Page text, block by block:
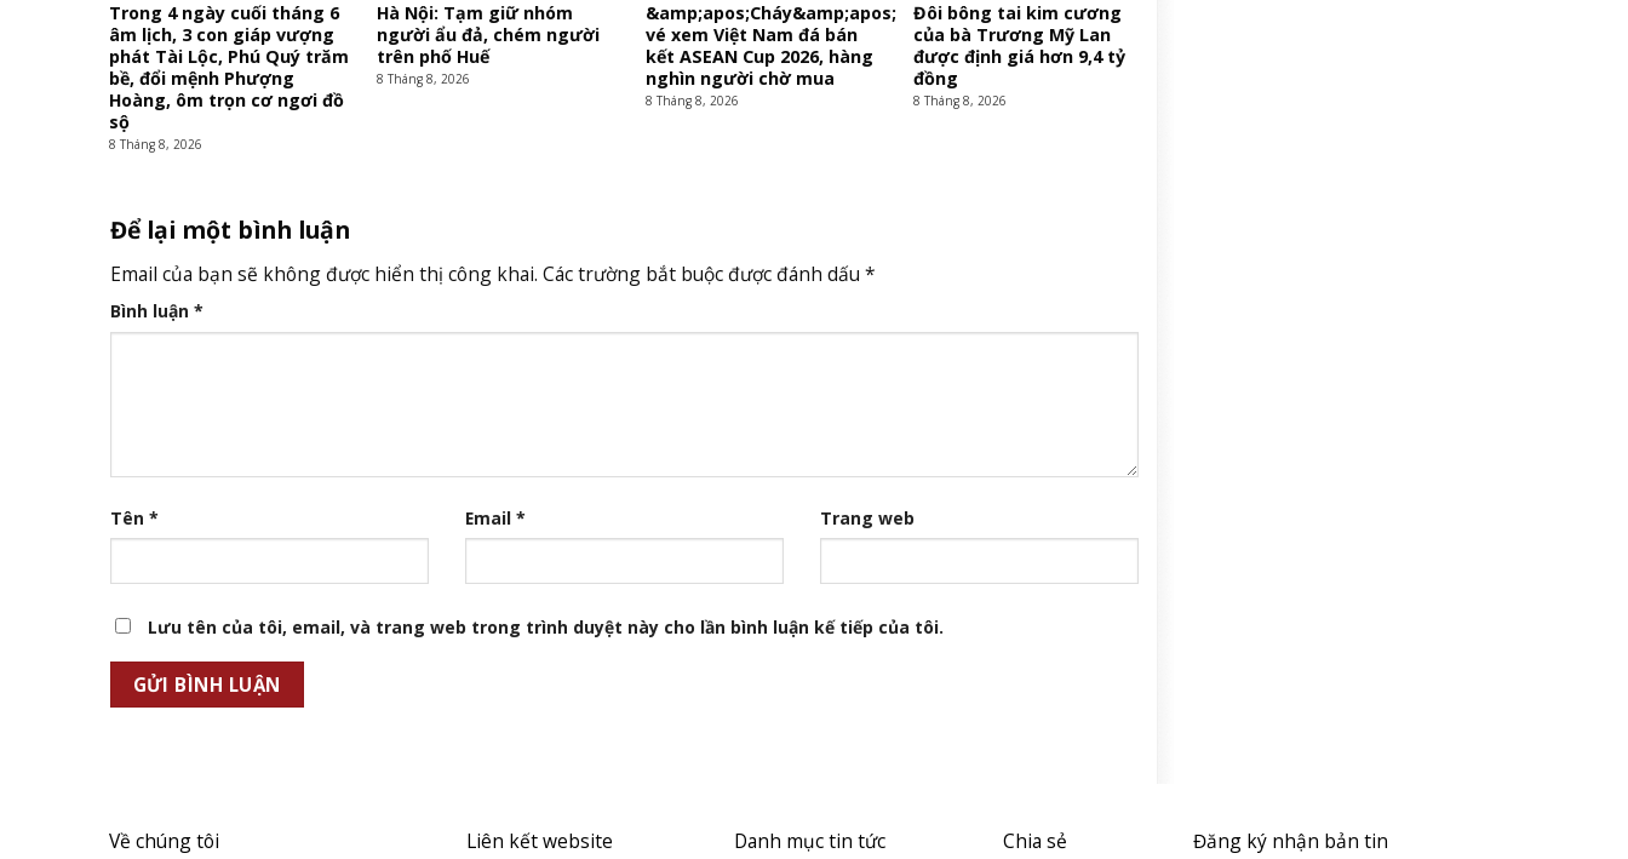
Trong 4 ngày cuối tháng 6
âm lịch, 3 con giáp vượng
phát Tài Lộc, Phú Quý trăm
bề, đổi mệnh Phượng
Hoàng, ôm trọn cơ ngơi đồ
sộ
8 Tháng 8, 2026
Hà Nội: Tạm giữ nhóm
người ẩu đả, chém người
trên phố Huế
8 Tháng 8, 2026
&amp;apos;Cháy&amp;apos;
vé xem Việt Nam đá bán
kết ASEAN Cup 2026, hàng
nghìn người chờ mua
8 Tháng 8, 2026
Đôi bông tai kim cương
của bà Trương Mỹ Lan
được định giá hơn 9,4 tỷ
đồng
8 Tháng 8, 2026
Để lại một bình luận
Email của bạn sẽ không được hiển thị công khai. Các trường bắt buộc được đánh dấu *
Bình luận *
Tên * Email * Trang web
Lưu tên của tôi, email, và trang web trong trình duyệt này cho lần bình luận kế tiếp của tôi.
Về chúng tôi Liên kết website Danh mục tin tức Chia sẻ Đăng ký nhận bản tin